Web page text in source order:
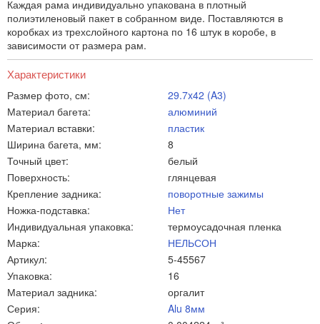
Каждая рама индивидуально упакована в плотный
полиэтиленовый пакет в собранном виде. Поставляются в
коробках из трехслойного картона по 16 штук в коробе, в
зависимости от размера рам.
Характеристики
Размер фото, см:
29.7x42 (A3)
Материал багета:
алюминий
Материал вставки:
пластик
Ширина багета, мм:
8
Точный цвет:
белый
Поверхность:
глянцевая
Крепление задника:
поворотные зажимы
Ножка-подставка:
Нет
Индивидуальная упаковка:
термоусадочная пленка
Марка:
НЕЛЬСОН
Артикул:
5-45567
Упаковка:
16
Материал задника:
оргалит
Серия:
Alu 8мм